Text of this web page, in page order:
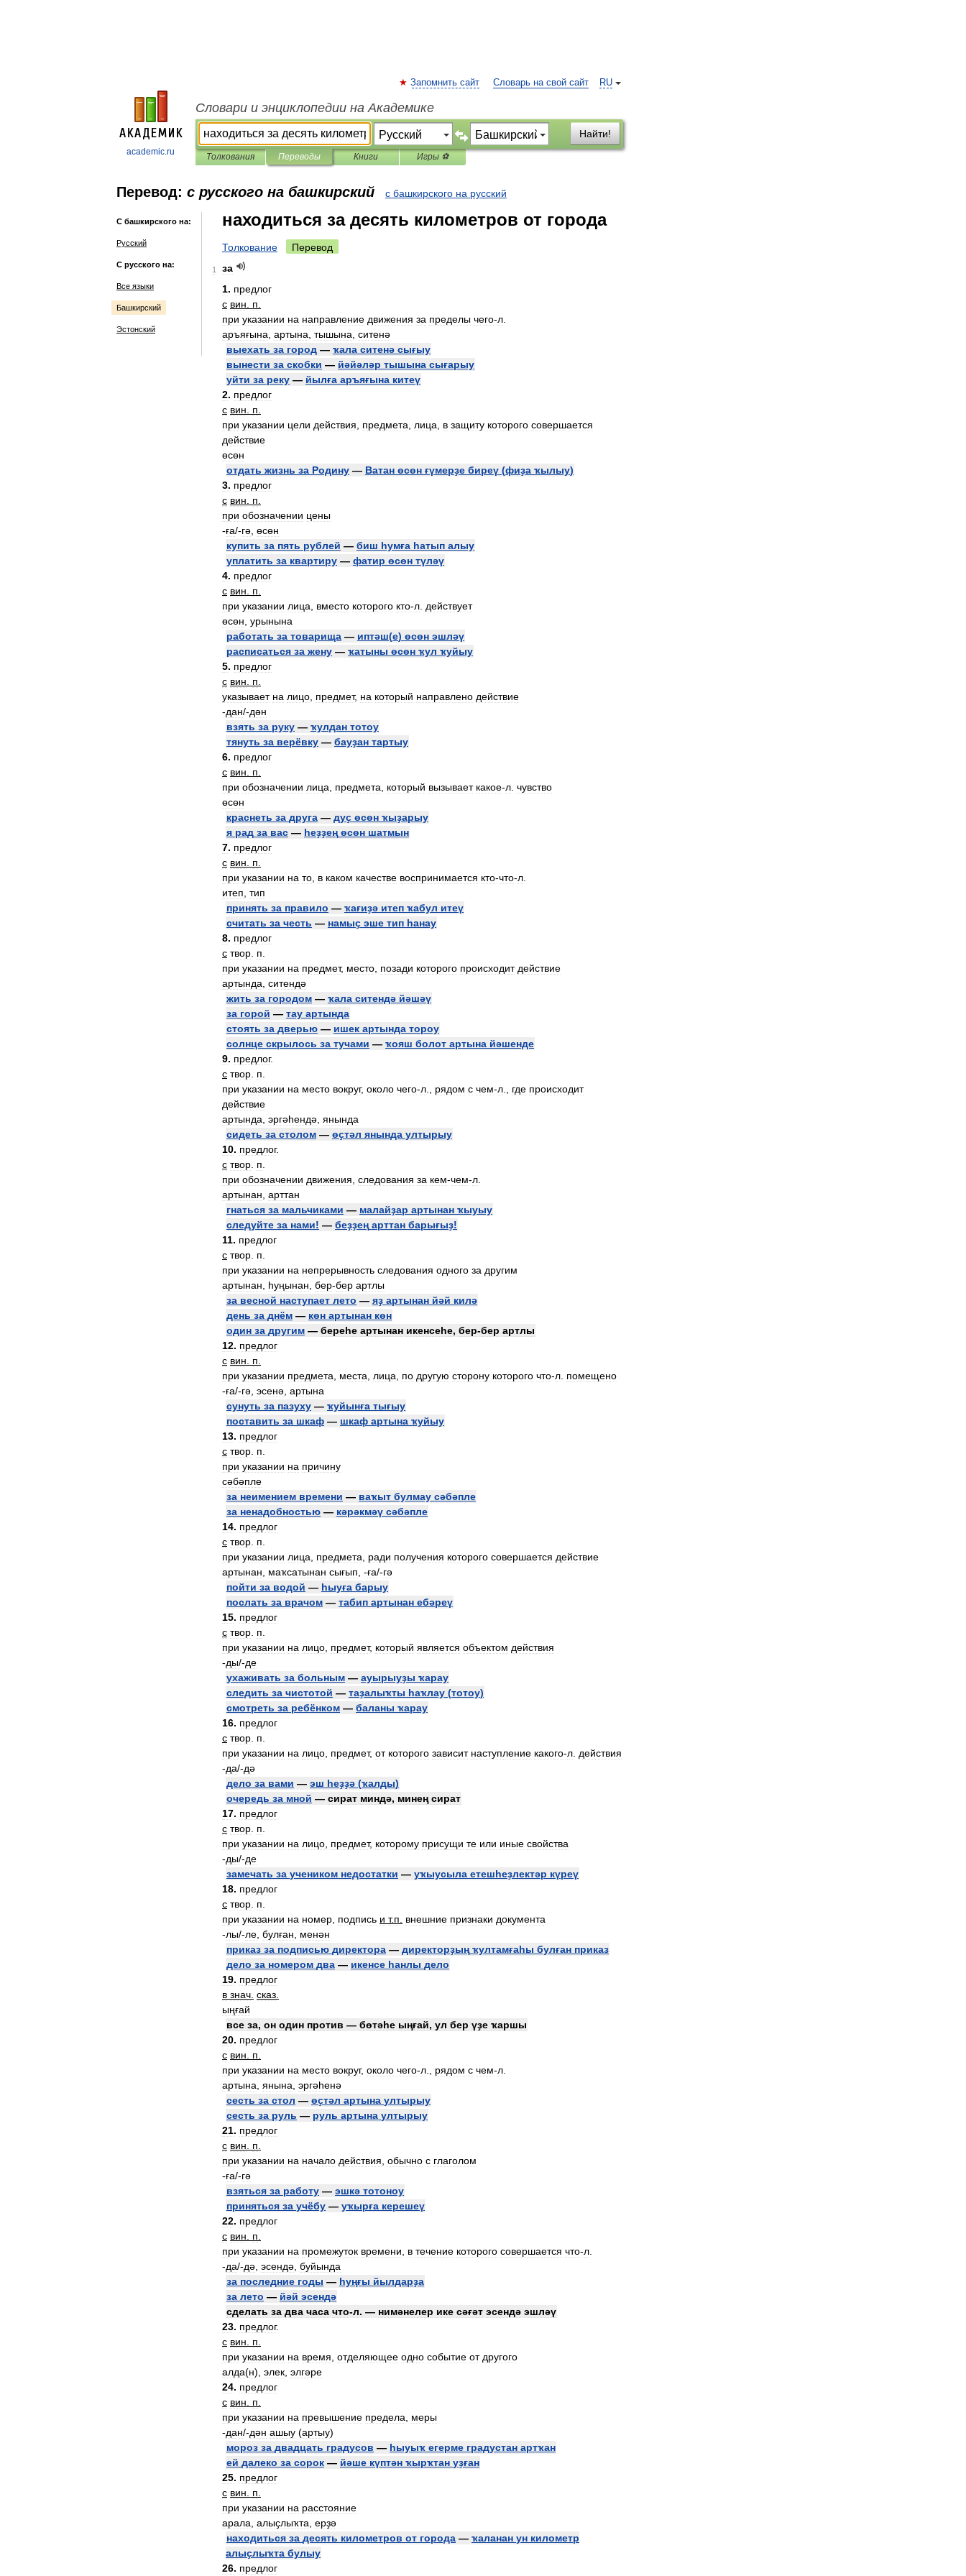
academic.ru
RU
Запомнить сайт Словарь на свой сайт
Словари и энциклопедии на Академике
Найти!
Толкования Переводы Книги Игры ⚽
Перевод: с русского на башкирский с башкирского на русский
С башкирского на:
Русский
С русского на:
Все языки
Башкирский
Эстонский
находиться за десять километров от города
Толкование Перевод
1
за
1. предлог
с вин п
при указании на направление движения за пределы чего-л
аръяғына артына тышына ситенә
выехать за город — ҡала ситенә сығыу
вынести за скобки — йәйәләр тышына сығарыу
уйти за реку — йылға аръяғына китеү
2. предлог
с вин п
при указании цели действия предмета лица в защиту которого совершается
действие
өсөн
отдать жизнь за Родину — Ватан өсөн ғүмерҙе биреү (фиҙа ҡылыу)
3. предлог
с вин п
при обозначении цены
-ға/-гә өсөн
купить за пять рублей — биш һумға һатып алыу
уплатить за квартиру — фатир өсөн түләү
4. предлог
с вин п
при указании лица вместо которого кто-л действует
өсөн урынына
работать за товарища — иптәш(е) өсөн эшләү
расписаться за жену — ҡатыны өсөн ҡул ҡуйыу
5. предлог
с вин п
указывает на лицо предмет, на который направлено действие
-дан/-дән
взять за руку — ҡулдан тотоу
тянуть за верёвку — бауҙан тартыу
6. предлог
с вин п
при обозначении лица предмета который вызывает какое-л чувство
өсөн
краснеть за друга — дуҫ өсөн ҡыҙарыу
я рад за вас — һеҙҙең өсөн шатмын
7. предлог
с вин п
при указании на то в каком качестве воспринимается кто-что-л
итеп тип
принять за правило — ҡағиҙә итеп ҡабул итеү
считать за честь — намыҫ эше тип һанау
8. предлог
с твор п
при указании на предмет, место позади которого происходит действие
артында ситендә
жить за городом — ҡала ситендә йәшәү
за горой — тау артында
стоять за дверью — ишек артында тороу
солнце скрылось за тучами — ҡояш болот артына йәшенде
9. предлог.
с твор п
при указании на место вокруг, около чего-л рядом с чем-л где происходит
действие
артында эргәһендә янында
сидеть за столом — өҫтәл янында ултырыу
10. предлог.
с твор п
при обозначении движения следования за кем-чем-л
артынан арттан
гнаться за мальчиками — малайҙар артынан ҡыуыу
следуйте за нами! — беҙҙең арттан барығыҙ!
11. предлог
с твор п
при указании на непрерывность следования одного за другим
артынан
һуңынан бер-бер артлы
за весной наступает лето — яҙ артынан йәй килә
день за днём — көн артынан көн
один за другим — береһе артынан икенсеһе, бер-бер артлы
12. предлог
с вин п
при указании предмета места лица по другую сторону которого что-л помещено
-ға/-гә эсенә артына
сунуть за пазуху — ҡуйынға тығыу
поставить за шкаф — шкаф артына ҡуйыу
13. предлог
с твор п
при указании на причину
сәбәпле
за неимением времени — ваҡыт булмау сәбәпле
за ненадобностью — кәрәкмәү сәбәпле
14. предлог
с твор п
при указании лица предмета ради получения которого совершается действие
артынан
маҡсатынан сығып , -ға/-гә
пойти за водой — һыуға барыу
послать за врачом — табип артынан ебәреү
15. предлог
с твор п
при указании на лицо предмет, который является объектом действия
-ды/-де
ухаживать за больным — ауырыуҙы ҡарау
следить за чистотой — таҙалыҡты һаҡлау (тотоу)
смотреть за ребёнком — баланы ҡарау
16. предлог
с твор п
при указании на лицо предмет, от которого зависит наступление какого-л действия
-да/-дә
дело за вами — эш һеҙҙә (ҡалды)
очередь за мной — сират миндә, минең сират
17. предлог
с твор п
при указании на лицо предмет, которому присущи те или иные свойства
-ды/-де
замечать за учеником недостатки — уҡыусыла етешһеҙлектәр күреү
18. предлог
с твор п
при указании на номер подпись и т.п внешние признаки документа
-лы/-ле булған
менән
приказ за подписью директора — директорҙың ҡултамғаһы булған приказ
дело за номером два — икенсе һанлы дело
19. предлог
в знач сказ
ыңғай
все за, он один против — бөтәһе ыңғай, ул бер үҙе ҡаршы
20. предлог
с вин п
при указании на место вокруг, около чего-л рядом с чем-л
артына янына эргәһенә
сесть за стол — өҫтәл артына ултырыу
сесть за руль — руль артына ултырыу
21. предлог
с вин п
при указании на начало действия обычно с глаголом
-ға/-гә
взяться за работу — эшкә тотоноу
приняться за учёбу — уҡырға керешеү
22. предлог
с вин п
при указании на промежуток времени в течение которого совершается что-л
-да/-дә эсендә буйында
за последние годы — һуңғы йылдарҙа
за лето — йәй эсендә
сделать за два часа что-л. — нимәнелер ике сәғәт эсендә эшләү
23. предлог.
с вин п
при указании на время отделяющее одно событие от другого
алда(н), элек элгәре
24. предлог
с вин п
при указании на превышение предела
меры
-дан/-дән ашыу (артыу)
мороз за двадцать градусов — һыуыҡ егерме градустан артҡан
ей далеко за сорок — йәше күптән ҡырҡтан уҙған
25. предлог
с вин п
при указании на расстояние
арала алыҫлыҡта ерҙә
находиться за десять километров от города — ҡаланан ун километр
алыҫлыҡта булыу
26. предлог